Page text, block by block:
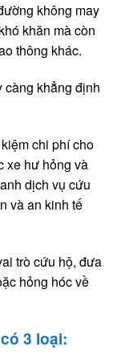
không may
khăn mà còn
thông khác.
càng khẳng định
chi phí cho
xe hư hỏng và
dịch vụ cứu
và an kinh tế
trò cứu hộ, đưa
hỏng hóc về
3 loại: